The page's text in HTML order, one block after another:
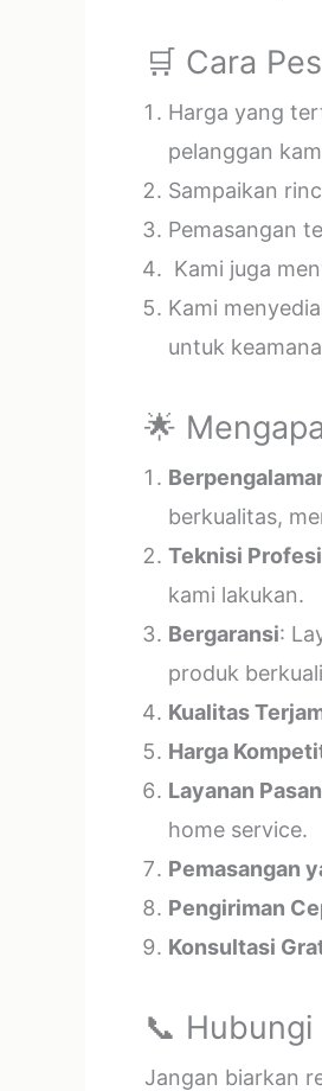
🛒 Cara
Harga yang
pelanggan
Sampaikan
Pemasangan
Kami juga
Kami
untuk
🌟
berkualitas,
Teknisi
kami lakukan.
Bergaransi:
produk
Kualitas
Harga
Layanan
home service.
Pemasangan
Pengiriman
Konsultasi
📞
Jangan biarkan